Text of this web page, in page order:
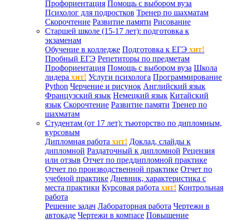
Профориентация Помощь с выбором вуза
Психолог для подростков Тренер по шахматам
Скорочтение Развитие памяти Рисование
Старшей школе (15-17 лет): подготовка к
экзаменам
Обучение в колледже Подготовка к ЕГЭ хит!
Пробный ЕГЭ Репетиторы по предметам
Профориентация Помощь с выбором вуза Школа
лидера хит! Услуги психолога Программирование
Python Черчение и рисунок Английский язык
Французский язык Немецкий язык Китайский
язык Скорочтение Развитие памяти Тренер по
шахматам
Студентам (от 17 лет): тьюторство по дипломным,
курсовым
Дипломная работа хит! Доклад, слайды к
дипломной Раздаточный к дипломной Рецензия
или отзыв Отчет по преддипломной практике
Отчет по производственной практике Отчет по
учебной практике Дневник, характеристика с
места практики Курсовая работа хит! Контрольная
работа
Решение задач Лабораторная работа Чертежи в
автокаде Чертежи в компасе Повышение